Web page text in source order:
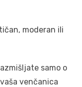
moderan ili
samo o
venčanica